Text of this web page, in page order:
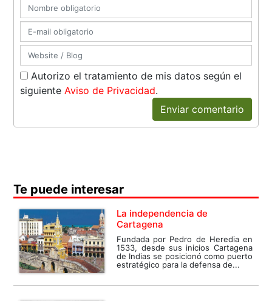
Autorizo el tratamiento de mis datos según el
siguienteAviso de Privacidad.
Enviar comentario
Te puede interesar
La independencia de
Cartagena
Fundada por Pedro de Heredia en
1533, desde sus inicios Cartagena
de Indias se posicionó como puerto
estratégico para la defensa de...